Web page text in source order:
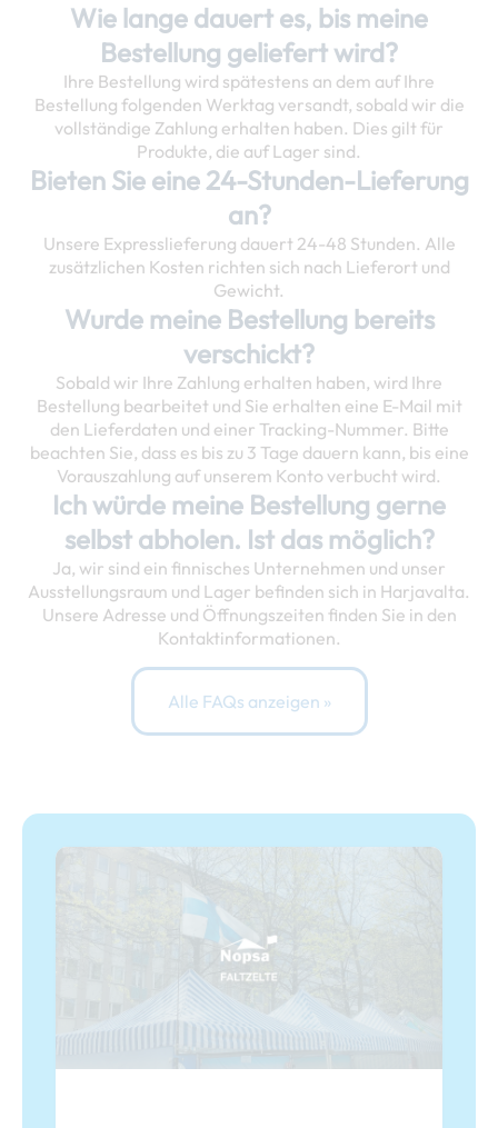
Wie lange dauert es, bis meine
Bestellung geliefert wird?
Ihre Bestellung wird spätestens an dem auf Ihre
Bestellung folgenden Werktag versandt, sobald wir die
vollständige Zahlung erhalten haben. Dies gilt für
Produkte, die auf Lager sind.
Bieten Sie eine 24-Stunden-Lieferung
an?
Unsere Expresslieferung dauert 24-48 Stunden. Alle
zusätzlichen Kosten richten sich nach Lieferort und
Gewicht.
Wurde meine Bestellung bereits
verschickt?
Sobald wir Ihre Zahlung erhalten haben, wird Ihre
Bestellung bearbeitet und Sie erhalten eine E-Mail mit
den Lieferdaten und einer Tracking-Nummer. Bitte
beachten Sie, dass es bis zu 3 Tage dauern kann, bis eine
Vorauszahlung auf unserem Konto verbucht wird.
Ich würde meine Bestellung gerne
selbst abholen. Ist das möglich?
Ja, wir sind ein finnisches Unternehmen und unser
Ausstellungsraum und Lager befinden sich in Harjavalta.
Unsere Adresse und Öffnungszeiten finden Sie in den
Kontaktinformationen.
Alle FAQs anzeigen »